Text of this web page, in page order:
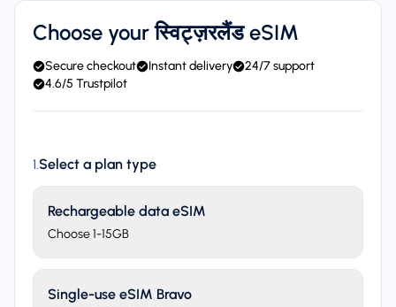
Choose your स्विट्ज़रलैंड eSIM
Secure checkout Instant delivery
24/7 support
4.6/5 Trustpilot
1.Select a plan type
Rechargeable data eSIM
Choose 1-15GB
Single-use eSIM Bravo